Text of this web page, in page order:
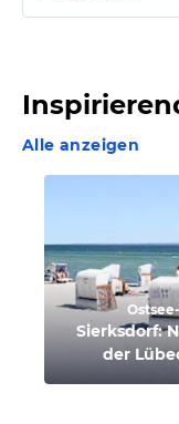
Alle anzeigen
Sierksdorf:
der